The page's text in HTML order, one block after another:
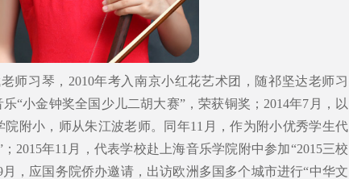
师习琴，2010年考入南京小红花艺术团，随祁坚达老师习
“小金钟奖全国少儿二胡大赛”，荣获铜奖；2014年7月，以
附小，师从朱江波老师。同年11月，作为附小优秀学生代
2015年11月，代表学校赴上海音乐学院附中参加“2015三校
，应国务院侨办邀请，出访欧洲多国多个城市进行“中华文